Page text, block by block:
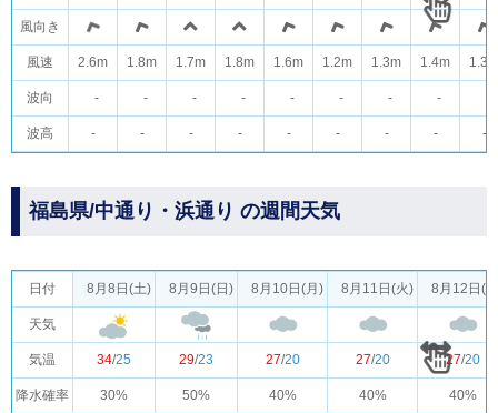
風向き
風速
波向
波高
2.6m 1.8m 1.7m 1.8m 1.6m 1.2m 1.3m 1.4m 1.3m
- - - - - - - -
- - - - - - - - -
福島県/中通り・浜通り の週間天気
日付
天気
気温
降水確率
8月8日(土) 8月9日(日) 8月10日(月) 8月11日(火) 8月12日(
34/25 29/23 27/20 27/20 27/20
30% 50% 40% 40% 40%